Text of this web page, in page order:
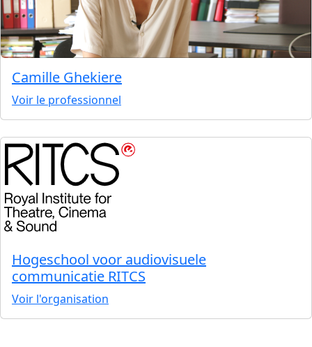
Camille Ghekiere
Voir le professionnel
Hogeschool voor audiovisuele
communicatie RITCS
Voir l'organisation